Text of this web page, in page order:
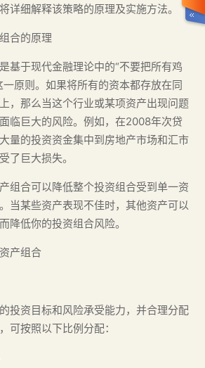
详细解释该策略的原理及实施方法。
合的原理
基于现代金融理论中的“不要把所有鸡
原则。如果将所有的资本都存放在同
，那么当这个行业或某项资产出现问题
临巨大的风险。例如，在2008年次贷
量的投资资金集中到房地产市场和汇市
了巨大损失。
组合可以降低整个投资组合受到单一资
当某些资产表现不佳时，其他资产可以
降低你的投资组合风险。
产组合
投资目标和风险承受能力，并合理分配
可按照以下比例分配：